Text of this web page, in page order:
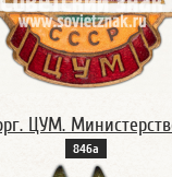
ЦУМ.
846а